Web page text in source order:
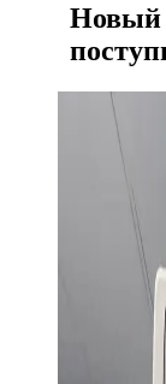
Новый